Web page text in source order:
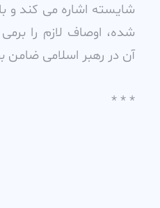
شايسته اشاره مى کند و
شده، اوصاف لازم را
آن در رهبر اسلامى ضامن
* * *